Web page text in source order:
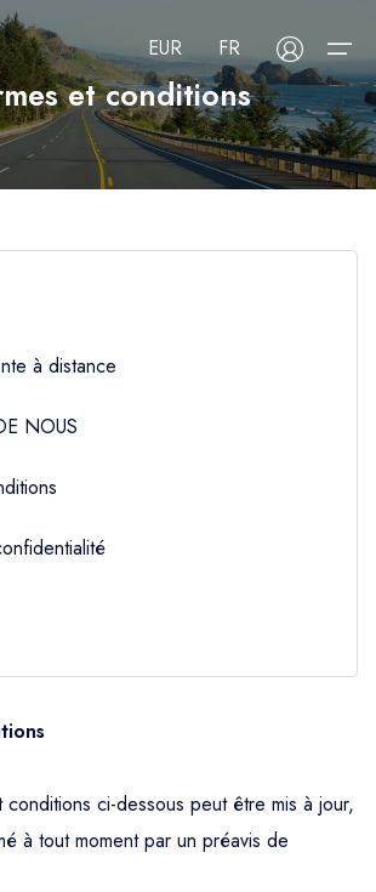
nous
EUR FR
et conditions
à distance
NOUS
conditions ci-dessous peut être mis à jour,
à tout moment par un préavis de
langue
votre devise